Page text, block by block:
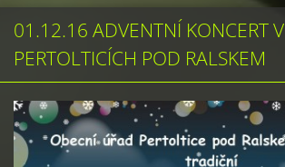
01.12.16 ADVENTNÍ KONCERT V
PERTOLTICÍCH POD RALSKEM